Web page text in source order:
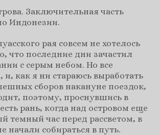
Заключительная часть
Индонезии.
рая совсем не хотелось
что последние дни зачастил
с серым небом. Но все
и, как я ни стараюсь выработать
сборов накануне поездок,
поэтому, проснувшись в
рань, когда над островом еще
темный час перед рассветом, в
начали собираться в путь.